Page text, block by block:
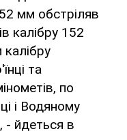
мм обстріляв
калібру 152
та
по
і Водяному
- йдеться в